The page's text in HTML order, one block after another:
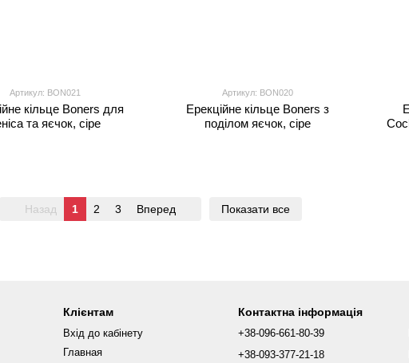
Артикул: BON021
кільце Boners для
та яєчок, сіре
Артикул: BON020
Ерекційне кільце Boners з
поділом яєчок, сіре
Назад 1 2 3 Вперед Показати все
Клієнтам
Вхід до кабінету
Главная
Контактна інформація
+38-096-661-80-39
+38-093-377-21-18